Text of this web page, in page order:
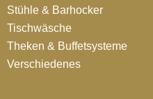
Stühle & Barhocker
Tischwäsche
Theken & Buffetsysteme
Verschiedenes